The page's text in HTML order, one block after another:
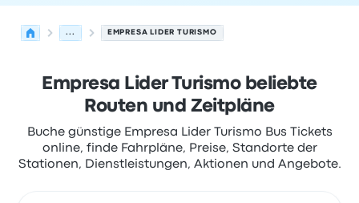
... EMPRESA LIDER TURISMO
Empresa Lider Turismo beliebte
Routen und Zeitpläne
Buche günstige Empresa Lider Turismo Bus Tickets
online, finde Fahrpläne, Preise, Standorte der
Stationen, Dienstleistungen, Aktionen und Angebote.